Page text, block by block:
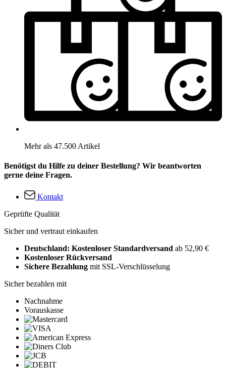
Mehr als 47.500 Artikel
Benötigst du Hilfe zu deiner Bestellung? Wir beantworten
gerne deine Fragen.
Kontakt
Geprüfte Qualität
Sicher und vertraut einkaufen
Deutschland: Kostenloser Standardversand ab 52,90 €
Kostenloser Rückversand
Sichere Bezahlung mit SSL-Verschlüsselung
Sicher bezahlen mit
Nachnahme
Vorauskasse